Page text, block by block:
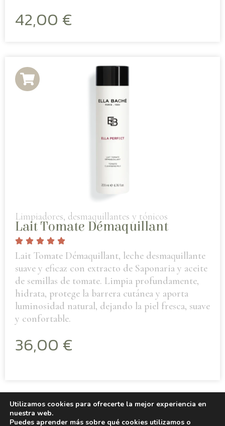
42,00 €
Limpiadores, desmaquillantes y tónicos
Lait Tomate Démaquillant
Lait Tomate Démaquillant, leche desmaquillante
suave y eficaz con extracto de Saponaria y aceite
de semillas de tomate. Limpia profundamente,
hidrata, protege la barrera cutánea y aporta
luminosidad natural, dejando la piel fresca, suave
y confortable.
36,00 €
Utilizamos cookies para ofrecerte la mejor experiencia en
nuestra web.
Puedes aprender más sobre qué cookies utilizamos o